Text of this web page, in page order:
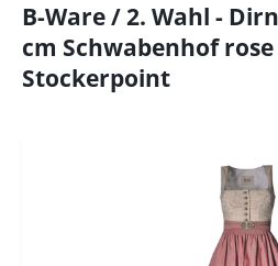
B-Ware / 2. Wahl -
cm Schwabenhof
Stockerpoint